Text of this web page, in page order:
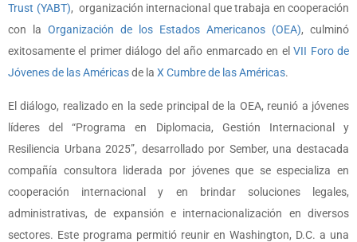
Trust (YABT), organización internacional que trabaja en cooperación
con la Organización de los Estados Americanos (OEA), culminó
exitosamente el primer diálogo del año enmarcado en elVII Foro de
Jóvenes de las Américasde la X Cumbre de las Américas.
El diálogo, realizado en la sede principal de la OEA, reunió a jóvenes
líderes del “Programa en Diplomacia, Gestión Internacional y
Resiliencia Urbana 2025”, desarrollado por Sember, una destacada
compañía consultora liderada por jóvenes que se especializa en
cooperación internacional y en brindar soluciones legales,
administrativas, de expansión e internacionalización en diversos
sectores. Este programa permitió reunir en Washington, D.C. a una